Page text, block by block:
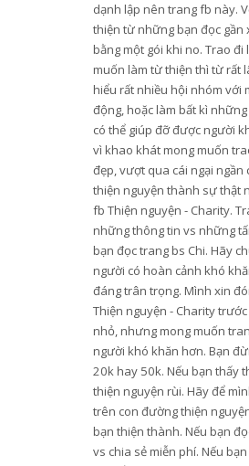
dạnh lập nên trang fb này.
thiện từ những bạn đọc gần
bằng một gói khi no. Trao đi
muốn làm từ thiện thì từ rất
hiểu rất nhiều hội nhóm với
động, hoặc làm bất kì
có thể giúp đỡ được người
vì khao khát mong muốn
đẹp, vượt qua cái ngại
thiện nguyện thành sự thật
fb Thiện nguyện - Charity.
những thông tin vs những
bạn đọc trang bs Chi. Hãy
người có hoàn cảnh khó
đáng trân trọng. Mình xin
Thiện nguyện - Charity
nhỏ, nhưng mong muốn
người khó khăn hơn. Bạn
20k hay 50k. Nếu bạn thấy
thiện nguyện rùi. Hãy để
trên con đường thiện
bạn thiện thành. Nếu bạn
vs chia sẻ miễn phí. Nếu